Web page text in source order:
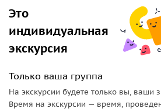
Это
индивидуальная
экскурсия
Только ваша группа
На экскурсии будете только вы, ваши
Время на экскурсии — время,